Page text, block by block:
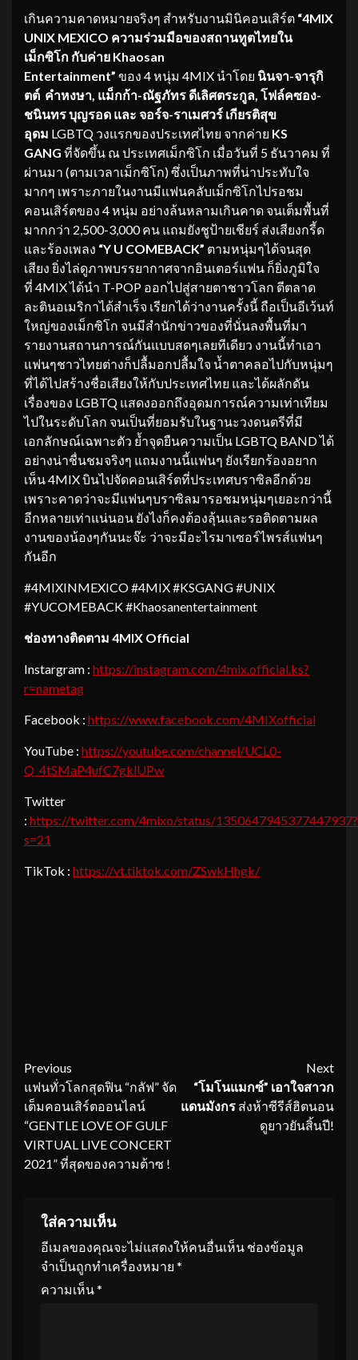
เกินความคาดหมายจริงๆ สำหรับงานมินิคอนเสิร์ต “4MIX
UNIX MEXICO ความร่วมมือของสถานทูตไทยใน
เม็กซิโก กับค่าย Khaosan
Entertainment” ของ 4 หนุ่ม 4MIX นำโดย นินจา-จารุกิ
ตต์ คำหงษา แม็กก้า-ณัฐภัทร ดีเลิศตระกูล โฟล์คซอง-
ชนินทร บุญรอด และ จอร์จ-ราเมศวร์ เกียรติสุข
อุดม LGBTQ วงแรกของประเทศไทย จากค่าย KS
GANG ที่จัดขึ้น ณ ประเทศเม็กซิโก เมื่อวันที่ 5 ธันวาคม ที่
ผ่านมา (ตามเวลาเม็กซิโก) ซึ่งเป็นภาพที่น่าประทับใจ
มากๆ เพราะภายในงานมีแฟนคลับเม็กซิโกไปรอชม
คอนเสิร์ตของ 4 หนุ่ม อย่างล้นหลามเกินคาด จนเต็มพื้นที่
มากกว่า 2,500-3,000 คน แถมยังชูป้ายเชียร์ ส่งเสียงกรี้ด
และร้องเพลง “Y U COMEBACK” ตามหนุ่มๆได้จนสุด
เสียง ยิ่งไล่ดูภาพบรรยากาศจากอินเตอร์แฟน ก็ยิ่งภูมิใจ
ที่ 4MIX ได้นำ T-POP ออกไปสู่สายตาชาวโลก ตีตลาด
ละตินอเมริกาได้สำเร็จ เรียกได้ว่างานครั้งนี้ ถือเป็นอีเว้นท์
ใหญ่ของเม็กซิโก จนมีสำนักข่าวของที่นั่นลงพื้นที่มา
รายงานสถานการณ์กันแบบสดๆเลยทีเดียว งานนี้ทำเอา
แฟนๆชาวไทยต่างก็ปลื้มอกปลื้มใจ น้ำตาคลอไปกับหนุ่มๆ
ที่ได้ไปสร้างชื่อเสียงให้กับประเทศไทย และได้ผลักดัน
เรื่องของ LGBTQ แสดงออกถึงอุดมการณ์ความเท่าเทียม
ไปในระดับโลก จนเป็นที่ยอมรับในฐานะวงดนตรีที่มี
เอกลักษณ์เฉพาะตัว ย้ำจุดยืนความเป็น LGBTQ BAND ได้
อย่างน่าชื่นชมจริงๆ แถมงานนี้แฟนๆ ยังเรียกร้องอยาก
เห็น 4MIX บินไปจัดคอนเสิร์ตที่ประเทศบราซิลอีกด้วย
เพราะคาดว่าจะมีแฟนๆบราซิลมารอชมหนุ่มๆเยอะกว่านี้
อีกหลายเท่าแน่นอน ยังไงก็คงต้องลุ้นและรอติดตามผล
งานของน้องๆกันนะจ๊ะ ว่าจะมีอะไรมาเซอร์ไพรส์แฟนๆ
กันอีก
#4MIXINMEXICO #4MIX #KSGANG #UNIX
#YUCOMEBACK #Khaosanentertainment
ช่องทางติดตาม 4MIX Official
Instargram : https://instagram.com/4mix.official.ks?
r=nametag
Facebook : https://www.facebook.com/4MIXofficial
YouTube : https://youtube.com/channel/UCL0-
Q_4tSMaP4ufC7gklUPw
Twitter
: https://twitter.com/4mixo/status/1350647945377447937?
s=21
TikTok : https://vt.tiktok.com/ZSwkHhgk/
Continue
Reading
Previous
แฟนทั่วโลกสุดฟิน “กลัฟ” จัด
เต็มคอนเสิร์ตออนไลน์
“GENTLE LOVE OF GULF
VIRTUAL LIVE CONCERT
2021” ที่สุดของความต้าซ !
Next
“โมโนแมกซ์” เอาใจสาวก
แดนมังกร ส่งห้าซีรีส์ฮิตนอน
ดูยาวยันสิ้นปี!
ใส่ความเห็น
อีเมลของคุณจะไม่แสดงให้คนอื่นเห็น ช่องข้อมูล
จำเป็นถูกทำเครื่องหมาย *
ความเห็น*